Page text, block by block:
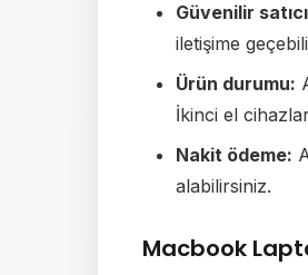
Güvenilir
iletişime
Ürün durumu:
İkinci el
Nakit ödeme:
alabilirsiniz.
Macbook